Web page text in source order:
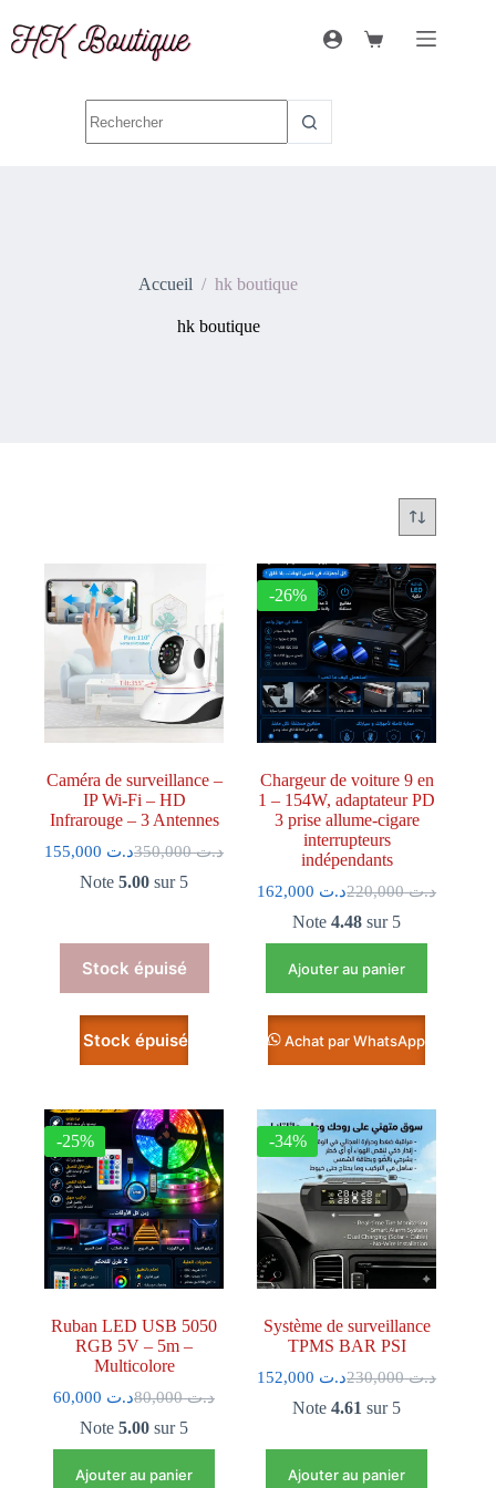
Accueil / hk boutique
hk boutique
Caméra de surveillance –
IP Wi-Fi – HD
Infrarouge – 3 Antennes
د.ت350,000 د.ت
Note5.00 sur 5
-26%
Chargeur de voiture 9 en
1 – 154W, adaptateur PD
3 prise allume-cigare
interrupteurs
indépendants
د.ت220,000 د.ت
Note4.48 sur 5
Ajouter au panier
Achat par WhatsApp
-25%
Ruban LED USB 5050
RGB 5V – 5m –
Multicolore
د.ت80,000 د.ت
Note5.00 sur 5
Ajouter au panier
-34%
Système de surveillance
TPMS BAR PSI
د.ت230,000 د.ت
Note4.61 sur 5
Ajouter au panier